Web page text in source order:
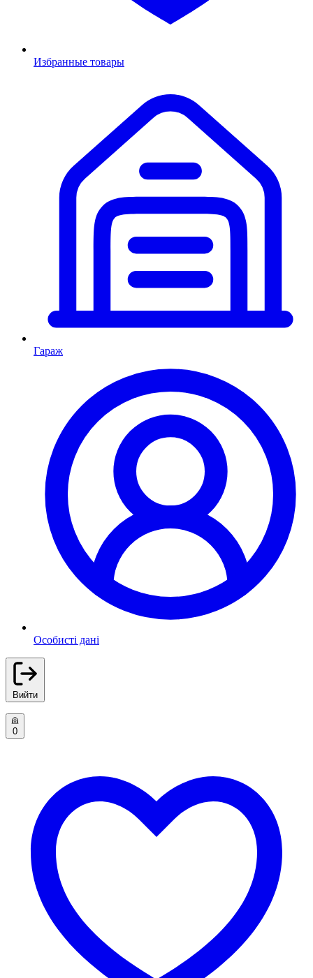
Избранные товары
Гараж
Особисті дані
Вийти
0